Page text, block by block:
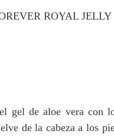
ROYAL
gel de aloe vera con
de la cabeza a los